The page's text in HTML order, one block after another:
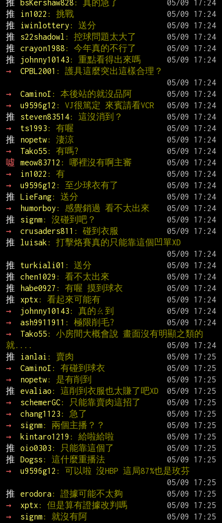
推 bsKershaw828 : 真的急了
推
in1022 : 挑戰
推
iwinlottery : 送分
推
s22shadowl : 控球問題太大了
推
crayon1988 : 今年真的不行了
推
johnny10143 : 重點看得出來嗎
→
CPBL2001 : 護具這麼突出這樣合理？
→
CaminoI : 本後站的就沒品阿
→
u9596g12 : VJ很篤定 來賓請看VCR
推
steven83514: 這沒消到？
→
ts1993 : 有喔
推
nopetw: 淒涼
→
Tako55 : 有嗎?
噓
meow83712 : 哪裡沒有啊主審
→
in1022 : 有
→
u9596g12 : 至少球衣有了
推
LieFang: 送分
→
humorboy : 感覺銷過 看不太出來
推
signm: 沒碰到吧？
→
crusaders811 : 碰到衣服
推
luisak : 打擊烙賽真的只能靠這個凹單XD
推
turkiali01 : 送分
推
chen1029 : 看不太出來
推
habe0927 : 有喔 摸到球衣
推
xptx : 看起來可能有
→
johnny10143 : 真的ㄠ到
→
ash9911911 : 極限削毛?
→
Tako55 : 小房間大概會說 畫面沒有明顯之類的
就....
推
ianlai : 賣肉
→
CaminoI : 有碰到球衣
→
nopetw: 是有削到
推
evaliao : 這削到衣服也太賺了吧XD
→
schemerGC: 只能靠賣肉這招了
→
chang1123 : 急了
→
signm: 兩個主播？？
→
kintaro1219 : 給啦給啦
推
oio0303 : 只能靠這個了
推
Dogss : 這什麼重播法
→
u9596g12 : 可以啦 沒HBP 這局87%也是玫芬
推
erodora: 證據可能不太夠
→
xptx : 但是算有證據改判嗎
→
signm: 就沒有阿